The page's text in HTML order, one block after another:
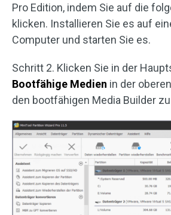
Pro Edition, indem Sie auf die
klicken. Installieren Sie es auf
Computer und starten Sie es.
Schritt 2. Klicken Sie in der
Bootfähige Medien in der
den bootfähigen Media Builder